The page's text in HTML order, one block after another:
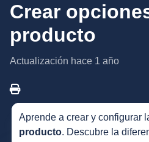
Crear
producto
Actualización hace 1 año
Aprende a crear y configurar
producto. Descubre la